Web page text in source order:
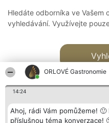
ORLOVÉ Gastronomie
14:24
Ahoj, rádi Vám pomůžeme! 🙂
příslušnou téma konverzace!
Hledáte odborníka ve Vašem
vyhledávání. Využívejte